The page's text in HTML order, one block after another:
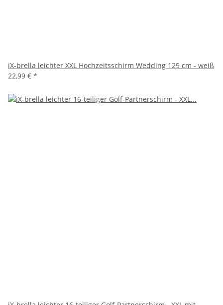
iX-brella leichter XXL Hochzeitsschirm Wedding 129 cm - weiß
22,99 € *